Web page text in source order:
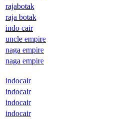
rajabotak
raja botak
indo cair
uncle empire
naga empire
naga empire
indocair
indocair
indocair
indocair